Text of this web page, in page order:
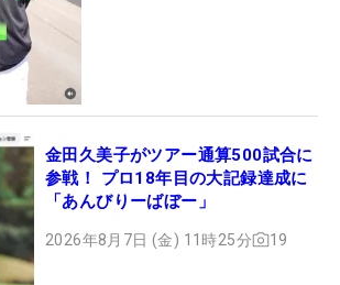
金田久美子がツアー通算500試合に
参戦！ プロ18年目の大記録達成に
「あんびりーばぼー」
2026年8月7日 (金) 11時25分 19